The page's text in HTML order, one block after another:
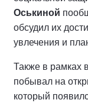
Оськиной
обсудил их
увлечения и
Также в рамках
побывал на
который